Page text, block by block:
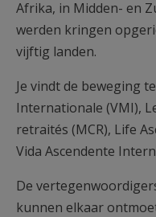
Afrika, in Midden- en
werden kringen
vijftig landen.
Je vindt de beweging
Internationale (VMI),
retraités (MCR), Life
Vida Ascendente
De
kunnen elkaar